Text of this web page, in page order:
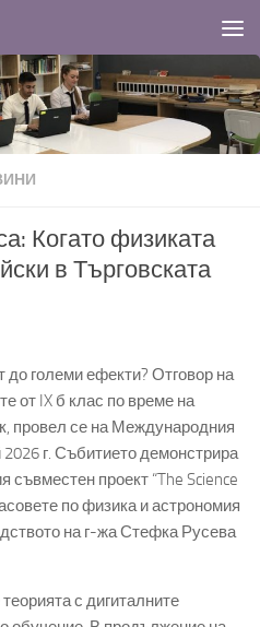
Когато физиката
в Търговската
до големи ефекти? Отговор на
от IX б клас по време на
провел се на Международния
г. Събитието демонстрира
съвместен проект “The Science
по физика и астрономия
на г-жа Стефка Русева
с дигиталните